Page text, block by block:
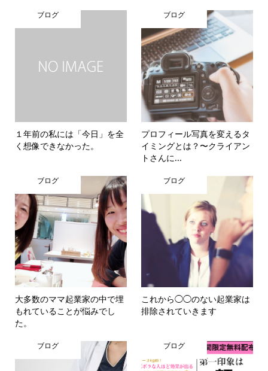
ブログ
１年前の私には「今日」を全
く想像できなかった。
ブログ
プロフィール写真を変えるタ
イミングとは？〜クライアン
トさんに...
ブログ
大多数のママ起業家の中で埋
もれていることが悩みでし
た。
ブログ
これから◯◯のない起業家は
排除されていきます
ブログ ブログ